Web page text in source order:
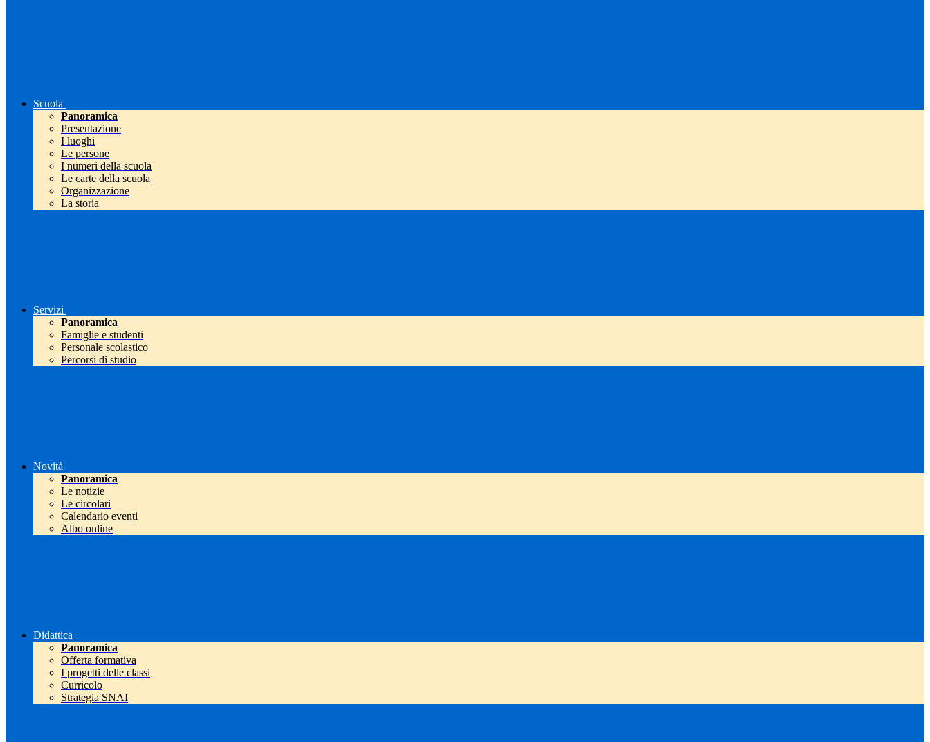
Scuola
Panoramica
Presentazione
I luoghi
Le persone
I numeri della scuola
Le carte della scuola
Organizzazione
La storia
Servizi
Panoramica
Famiglie e studenti
Personale scolastico
Percorsi di studio
Novità
Panoramica
Le notizie
Le circolari
Calendario eventi
Albo online
Didattica
Panoramica
Offerta formativa
I progetti delle classi
Curricolo
Strategia SNAI